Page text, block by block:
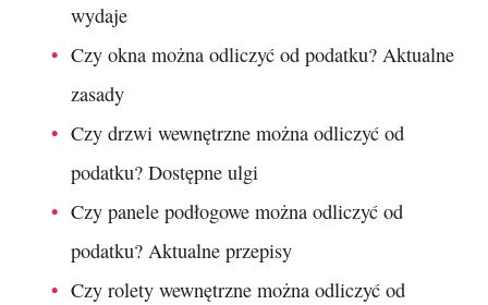
wydaje
Czy okna można odliczyć od podatku? Aktualne
zasady
Czy drzwi wewnętrzne można odliczyć od
podatku? Dostępne ulgi
Czy panele podłogowe można odliczyć od
podatku? Aktualne przepisy
Czy rolety wewnętrzne można odliczyć od